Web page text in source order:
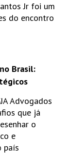
Jr foi um
do encontro
Brasil:
Advogados
que já
o
e
país